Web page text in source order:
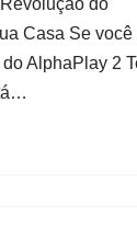
do
Casa Se você
AlphaPlay 2